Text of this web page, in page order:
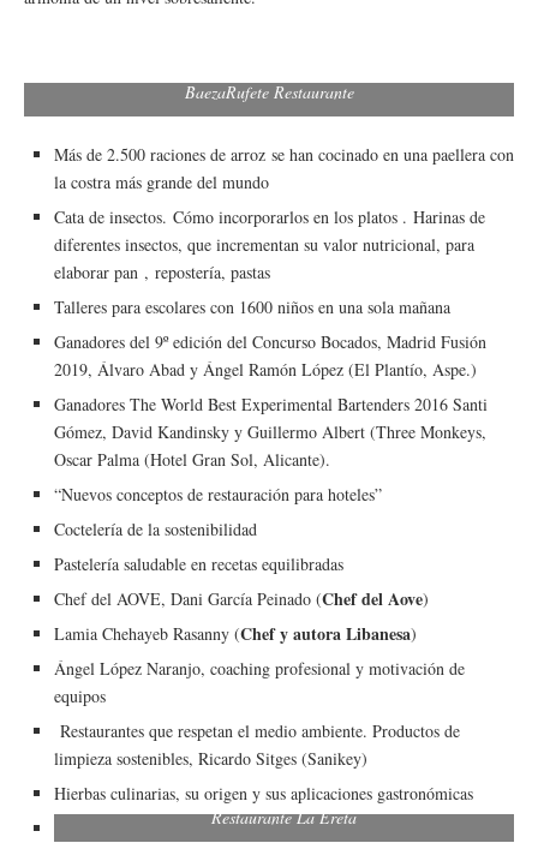
BaezaRufete Restaurante
Más de 2.500 raciones de arroz se han cocinado en una paellera con
la costra más grande del mundo
Cata de insectos. Cómo incorporarlos en los platos . Harinas de
diferentes insectos, que incrementan su valor nutricional, para
elaborar pan , repostería, pastas
Talleres para escolares con 1600 niños en una sola mañana
Ganadores del 9º edición del Concurso Bocados, Madrid Fusión
2019, Álvaro Abad y Ángel Ramón López (El Plantío, Aspe.)
Ganadores The World Best Experimental Bartenders 2016 Santi
Gómez, David Kandinsky y Guillermo Albert (Three Monkeys,
Oscar Palma (Hotel Gran Sol, Alicante).
“Nuevos conceptos de restauración para hoteles”
Coctelería de la sostenibilidad
Pastelería saludable en recetas equilibradas
Chef del AOVE, Dani García Peinado (Chef del Aove)
Lamia Chehayeb Rasanny (Chef y autora Libanesa)
Ángel López Naranjo, coaching profesional y motivación de
equipos
Restaurantes que respetan el medio ambiente. Productos de
limpieza sostenibles, Ricardo Sitges (Sanikey)
Hierbas culinarias, su origen y sus aplicaciones gastronómicas
Restaurante La Ereta